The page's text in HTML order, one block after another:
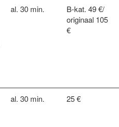
al. 30 min.
B-kat. 49 €/
originaal 105
€
al. 30 min. 25 €